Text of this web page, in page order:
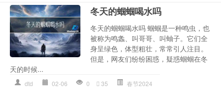
冬天的蝈蝈喝水吗
冬天的蝈蝈喝水吗 蝈蝈是一种鸣虫，也
被称为鸣螽、叫哥哥、叫蚰子。它们全
身呈绿色，体型粗壮，常常引人注目。
但是，网友们纷纷困惑，疑惑蝈蝈在冬
天的时候...
dtd 02-06 0 35 春节2024